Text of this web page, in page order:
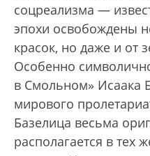
соцреализма —
эпохи освобождены
красок, но даже и от
Особенно
в Смольном» Исаака
мирового
Базелица весьма
располагается в тех